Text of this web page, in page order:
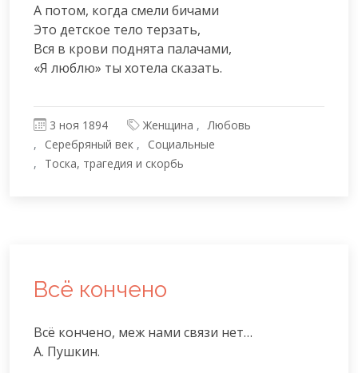
А потом, когда смели бичами
Это детское тело терзать,
Вся в крови поднята палачами,
«Я люблю» ты хотела сказать.
3 ноя 1894 Женщина
Любовь
Серебряный век
Социальные
Тоска, трагедия и скорбь
Всё кончено
Всё кончено, меж нами связи нет…
А. Пушкин.